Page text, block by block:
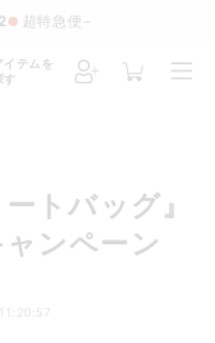
超特急便−
イテムを
す
トバッグ』
ンペーン